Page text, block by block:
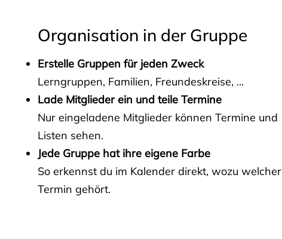
Organisation in der Gruppe
Erstelle Gruppen für jeden Zweck
Lerngruppen, Familien, Freundeskreise, ...
Lade Mitglieder ein und teile Termine
Nur eingeladene Mitglieder können Termine und
Listen sehen.
Jede Gruppe hat ihre eigene Farbe
So erkennst du im Kalender direkt, wozu welcher
Termin gehört.